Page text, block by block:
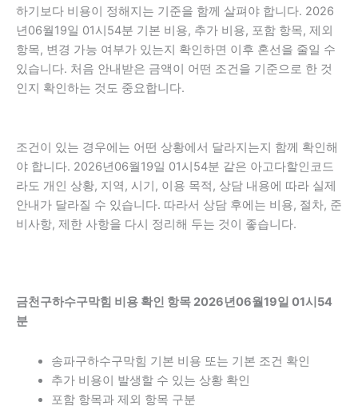
하기보다 비용이 정해지는 기준을 함께 살펴야 합니다. 2026
년06월19일 01시54분 기본 비용, 추가 비용, 포함 항목, 제외
항목, 변경 가능 여부가 있는지 확인하면 이후 혼선을 줄일 수
있습니다. 처음 안내받은 금액이 어떤 조건을 기준으로 한 것
인지 확인하는 것도 중요합니다.
조건이 있는 경우에는 어떤 상황에서 달라지는지 함께 확인해
야 합니다. 2026년06월19일 01시54분 같은 아고다할인코드
라도 개인 상황, 지역, 시기, 이용 목적, 상담 내용에 따라 실제
안내가 달라질 수 있습니다. 따라서 상담 후에는 비용, 절차, 준
비사항, 제한 사항을 다시 정리해 두는 것이 좋습니다.
금천구하수구막힘 비용 확인 항목 2026년06월19일 01시54
분
송파구하수구막힘 기본 비용 또는 기본 조건 확인
추가 비용이 발생할 수 있는 상황 확인
포함 항목과 제외 항목 구분